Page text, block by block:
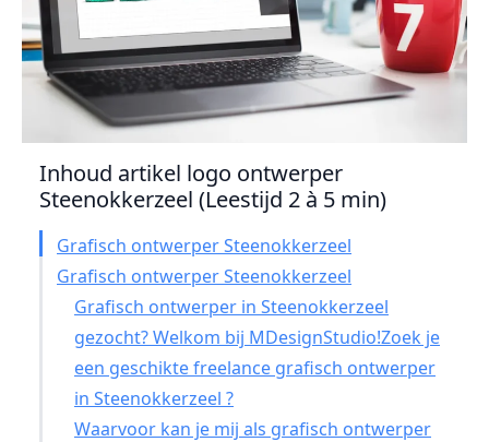
Inhoud artikel logo ontwerper
Steenokkerzeel (Leestijd 2 à 5 min)
Grafisch ontwerper Steenokkerzeel
Grafisch ontwerper Steenokkerzeel
Grafisch ontwerper in Steenokkerzeel
gezocht? Welkom bij MDesignStudio!Zoek je
een geschikte freelance grafisch ontwerper
in Steenokkerzeel ?
Waarvoor kan je mij als grafisch ontwerper